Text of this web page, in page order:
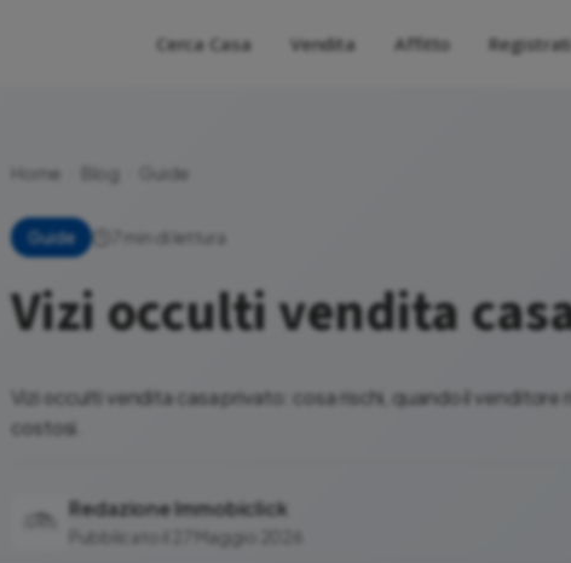
Cerca Casa Vendita Affitto
Home Blog Guide
Guide 7 min di lettura
Vizi occulti vendita
Vizi occulti vendita casa privato: cosa rischi, quando il
costosi.
Redazione Immobiclick
Pubblicato il 27 Maggio 2026